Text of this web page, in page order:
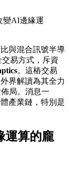
變AI邊緣運
與混合訊號半導
易方式，斥資
。這樁交易
界解讀為其全力
局。消息一
產業鏈，特別是
運算的龐